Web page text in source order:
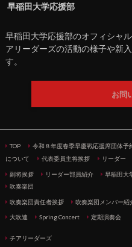
早稲田大学応援部
早稲田大学応援部のオフィシャ
アリーダーズの活動の様子や新
す。
お問
TOP 令和８年度春季早慶戦応援席団体予
について
代表委員主将挨拶 リーダー
副将挨拶 リーダー部員紹介
早稲田大
吹奏楽団
吹奏楽団責任者挨拶 吹奏楽団メンバー紹
大吹連 Spring Concert 定期演奏会
チアリーダーズ